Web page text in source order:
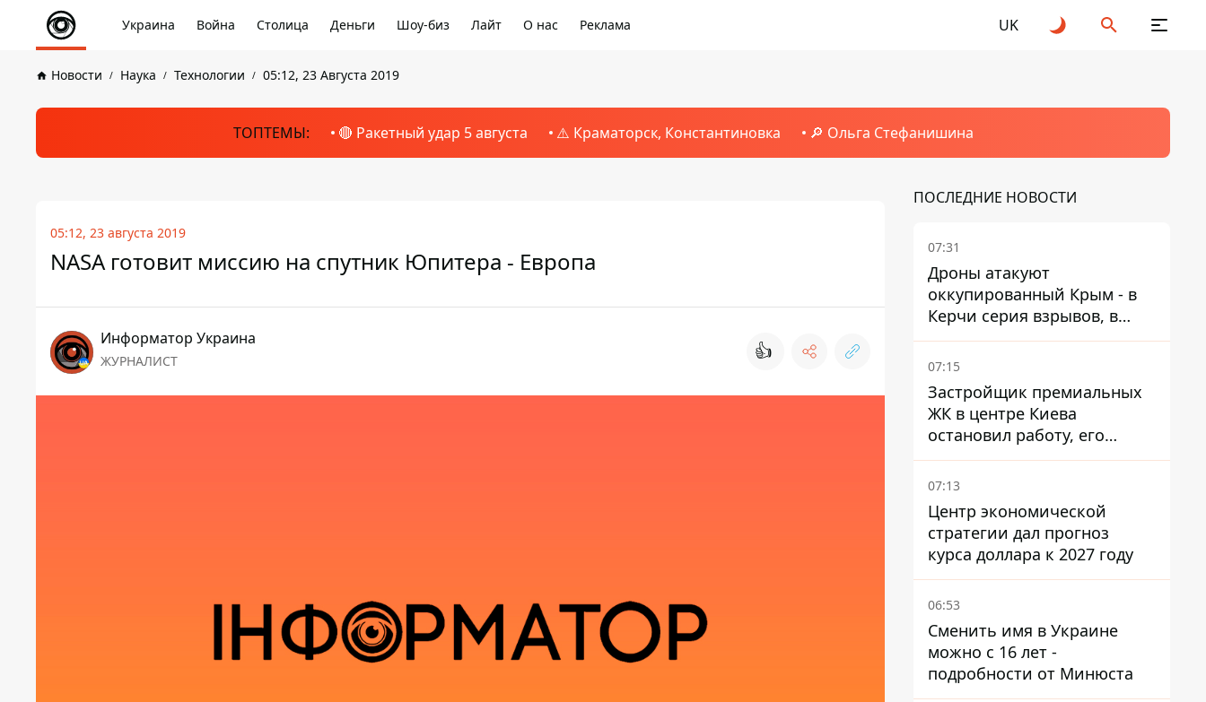
Украина Война Столица Деньги Шоу-биз Лайт О нас Реклама UK
Новости Наука Технологии 05:12, 23 Августа 2019
ТОПТЕМЫ: 🔴 Ракетный удар 5 августа ⚠️ Краматорск, Константиновка 🔎 Ольга Стефанишина
05:12, 23 августа 2019
NASA готовит миссию на спутник Юпитера - Европа
Информатор Украина
ЖУРНАЛИСТ 👍
ПОСЛЕДНИЕ НОВОСТИ
07:31
Дроны атакуют
оккупированный Крым - в
Керчи серия взрывов, в
Феодосии пожар
07:15
Застройщик премиальных
ЖК в центре Киева
остановил работу, его
руководители сбежали из
Украины - Bihus.info
07:13
Центр экономической
стратегии дал прогноз
курса доллара к 2027 году
06:53
Сменить имя в Украине
можно с 16 лет -
подробности от Минюста